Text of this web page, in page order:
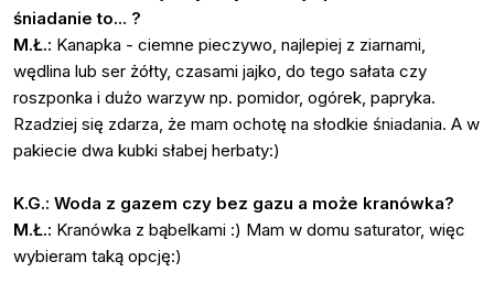
śniadanie to... ?
M.Ł.: Kanapka - ciemne pieczywo, najlepiej z ziarnami,
wędlina lub ser żółty, czasami jajko, do tego sałata czy
roszponka i dużo warzyw np. pomidor, ogórek, papryka.
Rzadziej się zdarza, że mam ochotę na słodkie śniadania. A w
pakiecie dwa kubki słabej herbaty:)
K.G.: Woda z gazem czy bez gazu a może kranówka?
M.Ł.: Kranówka z bąbelkami :) Mam w domu saturator, więc
wybieram taką opcję:)